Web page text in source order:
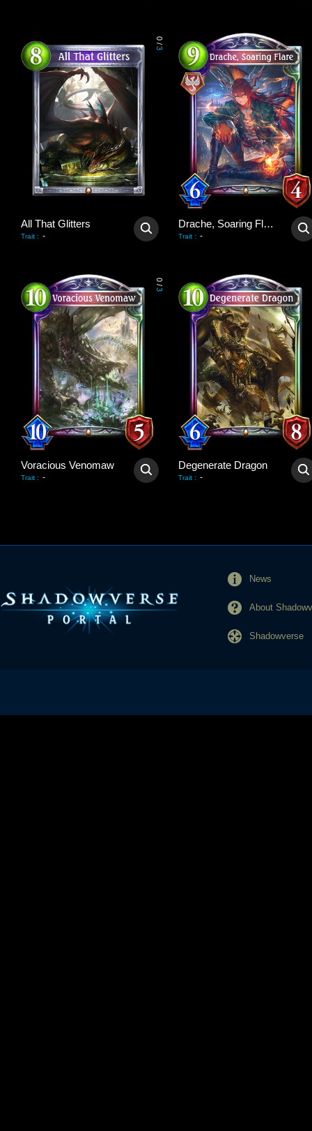
0
/
3
All That Glitters
Trait : -
Drache, Soaring Flare
Trait : -
0
/
3
Voracious Venomaw
Trait : -
Degenerate Dragon
Trait : -
News
About
Shadowverse